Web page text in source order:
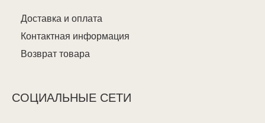
Доставка и оплата
Контактная информация
Возврат товара
СОЦИАЛЬНЫЕ СЕТИ